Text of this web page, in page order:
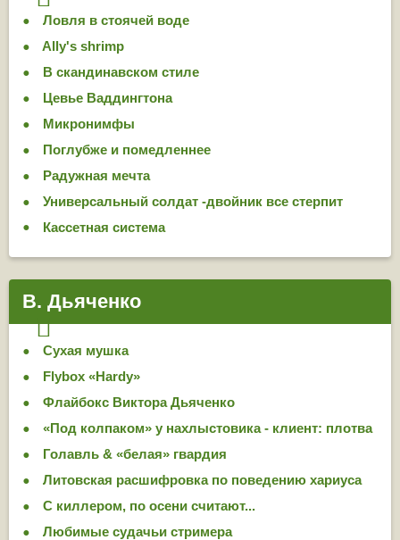
Ловля в стоячей воде
Ally's shrimp
В скандинавском стиле
Цевье Ваддингтона
Микронимфы
Поглубже и помедленнее
Радужная мечта
Универсальный солдат -двойник все стерпит
Кассетная система
В. Дьяченко
Сухая мушка
Flybox «Hardy»
Флайбокс Виктора Дьяченко
«Под колпаком» у нахлыстовика - клиент: плотва
Голавль & «белая» гвардия
Литовская расшифровка по поведению хариуса
С киллером, по осени считают...
Любимые судачьи стримера